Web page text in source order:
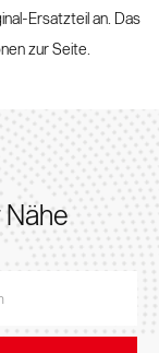
Ersatzteil an. Das
zur Seite.
Nähe